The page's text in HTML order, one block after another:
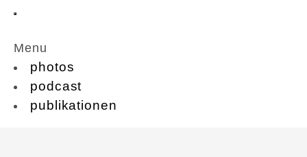
Menu
photos
podcast
publikationen